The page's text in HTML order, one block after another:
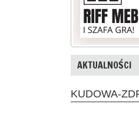
AKTUALNOŚCI
KUDOWA-